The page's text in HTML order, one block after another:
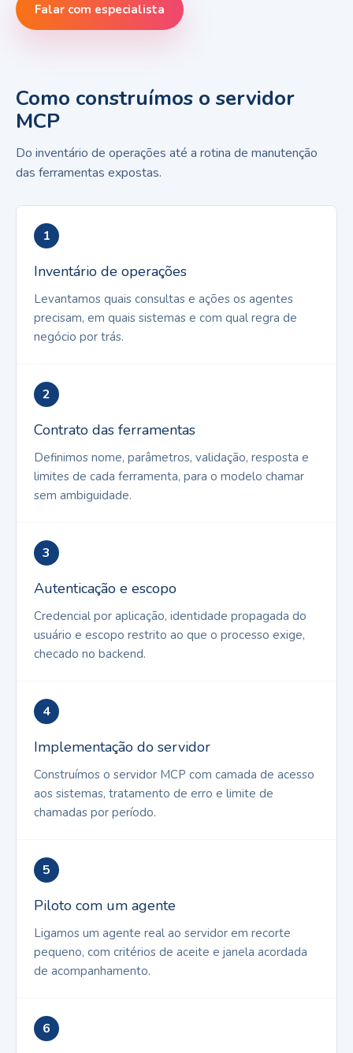
Falar com especialista
Como construímos o servidor
MCP
Do inventário de operações até a rotina de manutenção
das ferramentas expostas.
1
Inventário de operações
Levantamos quais consultas e ações os agentes
precisam, em quais sistemas e com qual regra de
negócio por trás.
2
Contrato das ferramentas
Definimos nome, parâmetros, validação, resposta e
limites de cada ferramenta, para o modelo chamar
sem ambiguidade.
3
Autenticação e escopo
Credencial por aplicação, identidade propagada do
usuário e escopo restrito ao que o processo exige,
checado no backend.
4
Implementação do servidor
Construímos o servidor MCP com camada de acesso
aos sistemas, tratamento de erro e limite de
chamadas por período.
5
Piloto com um agente
Ligamos um agente real ao servidor em recorte
pequeno, com critérios de aceite e janela acordada
de acompanhamento.
6